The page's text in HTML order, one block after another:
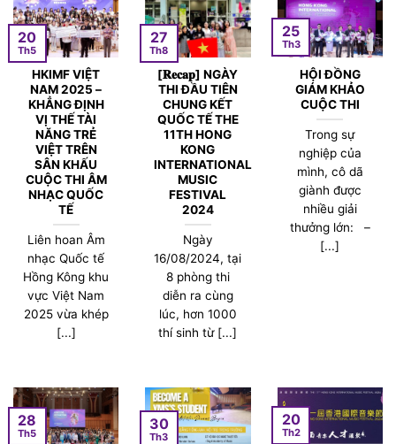
HKIMF VIỆT
NAM 2025 –
KHẲNG ĐỊNH
VỊ THẾ TÀI
NĂNG TRẺ
VIỆT TRÊN
SÂN KHẤU
CUỘC THI ÂM
NHẠC QUỐC
TẾ
Liên hoan Âm
nhạc Quốc tế
Hồng Kông khu
vực Việt Nam
2025 vừa khép
[...]
20
Th5
[𝐑𝐞𝐜𝐚𝐩] NGÀY
THI ĐẦU TIÊN
CHUNG KẾT
QUỐC TẾ THE
11TH HONG
KONG
INTERNATIONAL
MUSIC
FESTIVAL
2024
Ngày
16/08/2024, tại
8 phòng thi
diễn ra cùng
lúc, hơn 1000
thí sinh từ [...]
27
Th8
HỘI ĐỒNG
GIÁM KHẢO
CUỘC THI
Trong sự
nghiệp của
mình, cô dã
giành được
nhiều giải
thưởng lớn: –
[...]
25
Th3
28
Th5
30
Th3
20
Th2